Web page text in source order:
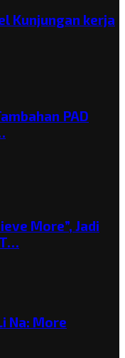
Kunjungan kerja
PAD
More”, Jadi
Na: More